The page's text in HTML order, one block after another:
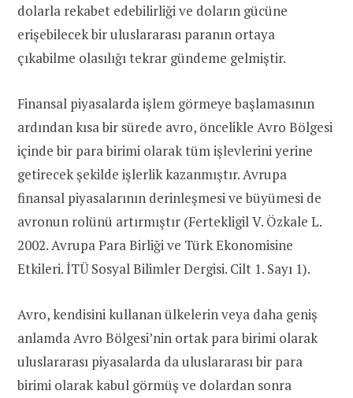
dolarla rekabet edebilirliği ve doların gücüne
erişebilecek bir uluslararası paranın ortaya
çıkabilme olasılığı tekrar gündeme gelmiştir.
Finansal piyasalarda işlem görmeye başlamasının
ardından kısa bir sürede avro, öncelikle Avro Bölgesi
içinde bir para birimi olarak tüm işlevlerini yerine
getirecek şekilde işlerlik kazanmıştır. Avrupa
finansal piyasalarının derinleşmesi ve büyümesi de
avronun rolünü artırmıştır (Fertekligil V. Özkale L.
2002. Avrupa Para Birliği ve Türk Ekonomisine
Etkileri. İTÜ Sosyal Bilimler Dergisi. Cilt 1. Sayı 1).
Avro, kendisini kullanan ülkelerin veya daha geniş
anlamda Avro Bölgesi’nin ortak para birimi olarak
uluslararası piyasalarda da uluslararası bir para
birimi olarak kabul görmüş ve dolardan sonra